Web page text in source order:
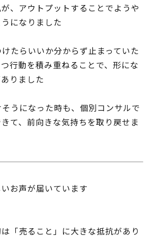
、アウトプットすることでようや
になりました
たらいいか分からず止まっていた
行動を積み重ねることで、形にな
りました
うになった時も、個別コンサルで
て、前向きな気持ちを取り戻せま
お声が届いています
「売ること」に大きな抵抗があり